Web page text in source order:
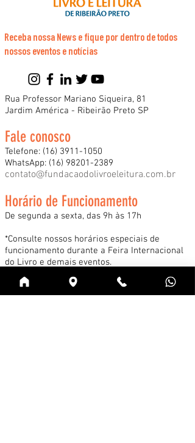
Receba nossa News e fique por dentro de todos
nossos eventos e notícias
Rua Professor Mariano Siqueira, 81
Jardim América - Ribeirão Preto SP
Fale conosco
Telefone: (16) 3911-1050
WhatsApp: (16) 98201-2389
contato@fundacaodolivroeleitura.com.br
Horário de Funcionamento
De segunda a sexta, das 9h às 17h
*Consulte nossos horários especiais de
funcionamento durante a Feira Internacional
do Livro e demais eventos.